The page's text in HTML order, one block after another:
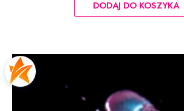
DODAJ DO KOSZYKA